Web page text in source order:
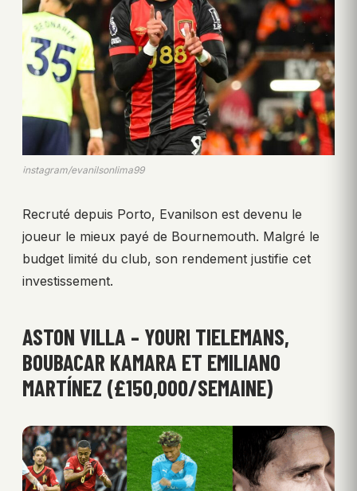
instagram/evanilsonlima99
Recruté depuis Porto, Evanilson est devenu le
joueur le mieux payé de Bournemouth. Malgré le
budget limité du club, son rendement justifie cet
investissement.
ASTON VILLA – YOURI TIELEMANS,
BOUBACAR KAMARA ET EMILIANO
MARTÍNEZ (£150,000/SEMAINE)